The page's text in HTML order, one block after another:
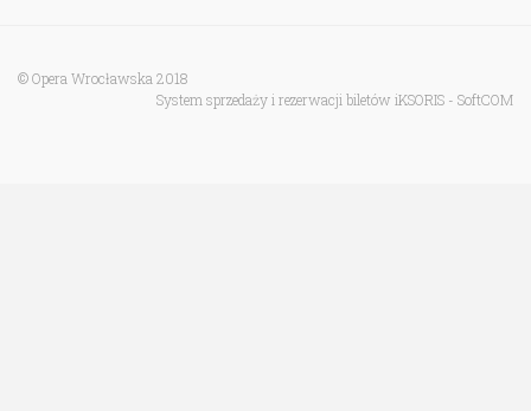
© Opera Wrocławska 2018
System sprzedaży i rezerwacji biletów iKSORIS - SoftCOM